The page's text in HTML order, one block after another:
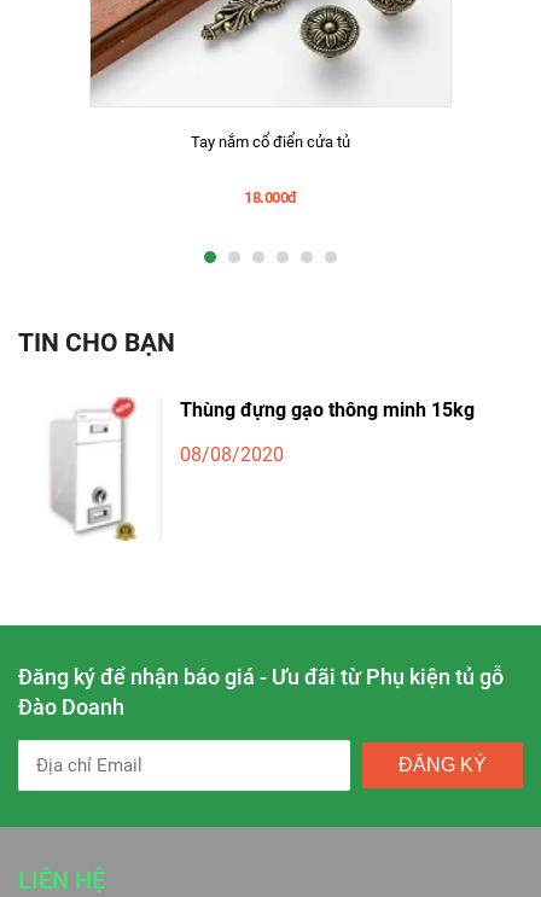
Tay nắm cổ điển cửa tủ
18.000đ
TIN CHO BẠN
Thùng đựng gạo thông minh 15kg
08/08/2020
Đăng ký để nhận báo giá - Ưu đãi từ Phụ kiện tủ gỗ
Đào Doanh
ĐĂNG KÝ
LIÊN HỆ